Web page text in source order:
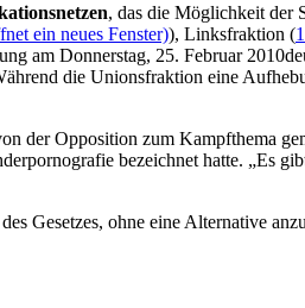
, das die Möglichkeit der
ein neues Fenster)), Linksfraktion (
am Donnerstag, 25. Februar
die Unionsfraktion eine
der Opposition zum Kampfthema
bezeichnet hatte. „Es
Gesetzes, ohne eine Alternative